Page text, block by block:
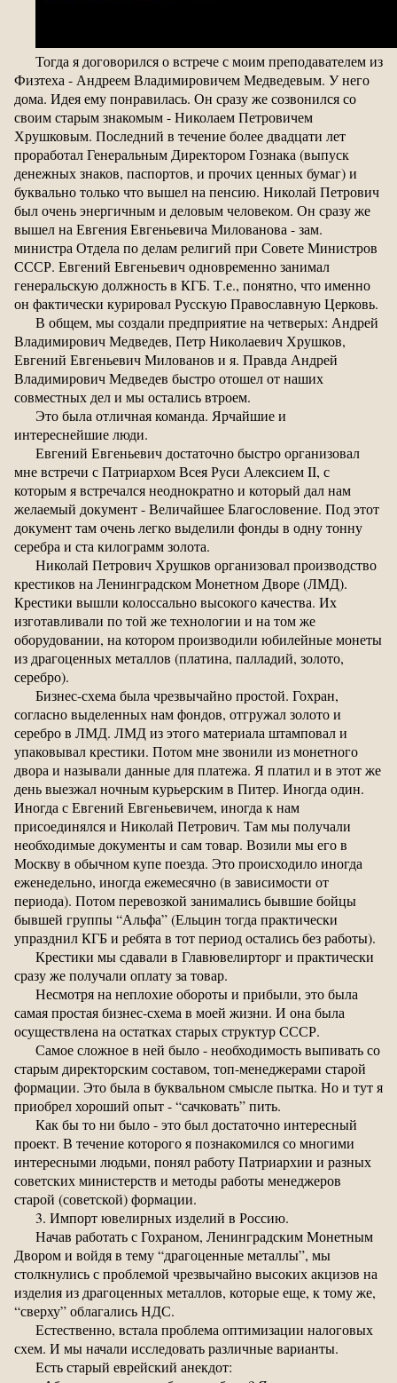
Тогда я договорился о встрече с моим преподавателем из
Физтеха - Андреем Владимировичем Медведевым. У него
дома. Идея ему понравилась. Он сразу же созвонился со
своим старым знакомым - Николаем Петровичем
Хрушковым. Последний в течение более двадцати лет
проработал Генеральным Директором Гознака (выпуск
денежных знаков, паспортов, и прочих ценных бумаг) и
буквально только что вышел на пенсию. Николай Петрович
был очень энергичным и деловым человеком. Он сразу же
вышел на Евгения Евгеньевича Милованова - зам.
министра Отдела по делам религий при Совете Министров
СССР. Евгений Евгеньевич одновременно занимал
генеральскую должность в КГБ. Т.е., понятно, что именно
он фактически курировал Русскую Православную Церковь.
В общем, мы создали предприятие на четверых: Андрей
Владимирович Медведев, Петр Николаевич Хрушков,
Евгений Евгеньевич Милованов и я. Правда Андрей
Владимирович Медведев быстро отошел от наших
совместных дел и мы остались втроем.
Это была отличная команда. Ярчайшие и
интереснейшие люди.
Евгений Евгеньевич достаточно быстро организовал
мне встречи с Патриархом Всея Руси Алексием II, с
которым я встречался неоднократно и который дал нам
желаемый документ - Величайшее Благословение. Под этот
документ там очень легко выделили фонды в одну тонну
серебра и ста килограмм золота.
Николай Петрович Хрушков организовал производство
крестиков на Ленинградском Монетном Дворе (ЛМД).
Крестики вышли колоссально высокого качества. Их
изготавливали по той же технологии и на том же
оборудовании, на котором производили юбилейные монеты
из драгоценных металлов (платина, палладий, золото,
серебро).
Бизнес-схема была чрезвычайно простой. Гохран,
согласно выделенных нам фондов, отгружал золото и
серебро в ЛМД. ЛМД из этого материала штамповал и
упаковывал крестики. Потом мне звонили из монетного
двора и называли данные для платежа. Я платил и в этот же
день выезжал ночным курьерским в Питер. Иногда один.
Иногда с Евгений Евгеньевичем, иногда к нам
присоединялся и Николай Петрович. Там мы получали
необходимые документы и сам товар. Возили мы его в
Москву в обычном купе поезда. Это происходило иногда
еженедельно, иногда ежемесячно (в зависимости от
периода). Потом перевозкой занимались бывшие бойцы
бывшей группы “Альфа” (Ельцин тогда практически
упразднил КГБ и ребята в тот период остались без работы).
Крестики мы сдавали в Главювелирторг и практически
сразу же получали оплату за товар.
Несмотря на неплохие обороты и прибыли, это была
самая простая бизнес-схема в моей жизни. И она была
осуществлена на остатках старых структур СССР.
Самое сложное в ней было - необходимость выпивать со
старым директорским составом, топ-менеджерами старой
формации. Это была в буквальном смысле пытка. Но и тут я
приобрел хороший опыт - “сачковать” пить.
Как бы то ни было - это был достаточно интересный
проект. В течение которого я познакомился со многими
интересными людьми, понял работу Патриархии и разных
советских министерств и методы работы менеджеров
старой (советской) формации.
3. Импорт ювелирных изделий в Россию.
Начав работать с Гохраном, Ленинградским Монетным
Двором и войдя в тему “драгоценные металлы”, мы
столкнулись с проблемой чрезвычайно высоких акцизов на
изделия из драгоценных металлов, которые еще, к тому же,
“сверху” облагались НДС.
Естественно, встала проблема оптимизации налоговых
схем. И мы начали исследовать различные варианты.
Есть старый еврейский анекдот: